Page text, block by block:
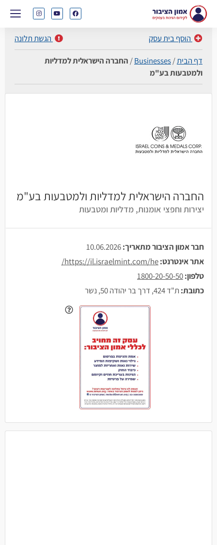
הוסף בית עסק הגשת תלונה
דף הבית/
Businesses
/ החברה הישראלית למדליות
ולמטבעות בע"מ
החברה הישראלית למדליות ולמטבעות בע"מ
יצירות וחפצי אומנות, מדליות ומטבעות
חבר אמון הציבור מתאריך:
אתר אינטרנט:https://il.israelmint.com/he/
טלפון:1800-20-50-50
כתובת:ת"ד 424, דרך בר יהודה 50, נשר